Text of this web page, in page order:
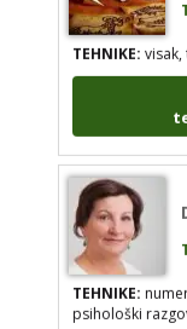
predviđanja
TEHNIKE:
tarot,
TEHNIKE:visak,
TEHNIKE:
psihološki